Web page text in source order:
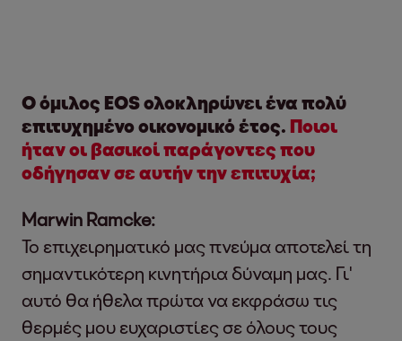
Ο όμιλος EOS ολοκληρώνει ένα πολύ
επιτυχημένο οικονομικό έτος. Ποιοι
ήταν οι βασικοί παράγοντες που
οδήγησαν σε αυτήν την επιτυχία;
Marwin Ramcke:
Το επιχειρηματικό μας πνεύμα αποτελεί τη
σημαντικότερη κινητήρια δύναμη μας. Γι'
αυτό θα ήθελα πρώτα να εκφράσω τις
θερμές μου ευχαριστίες σε όλους τους